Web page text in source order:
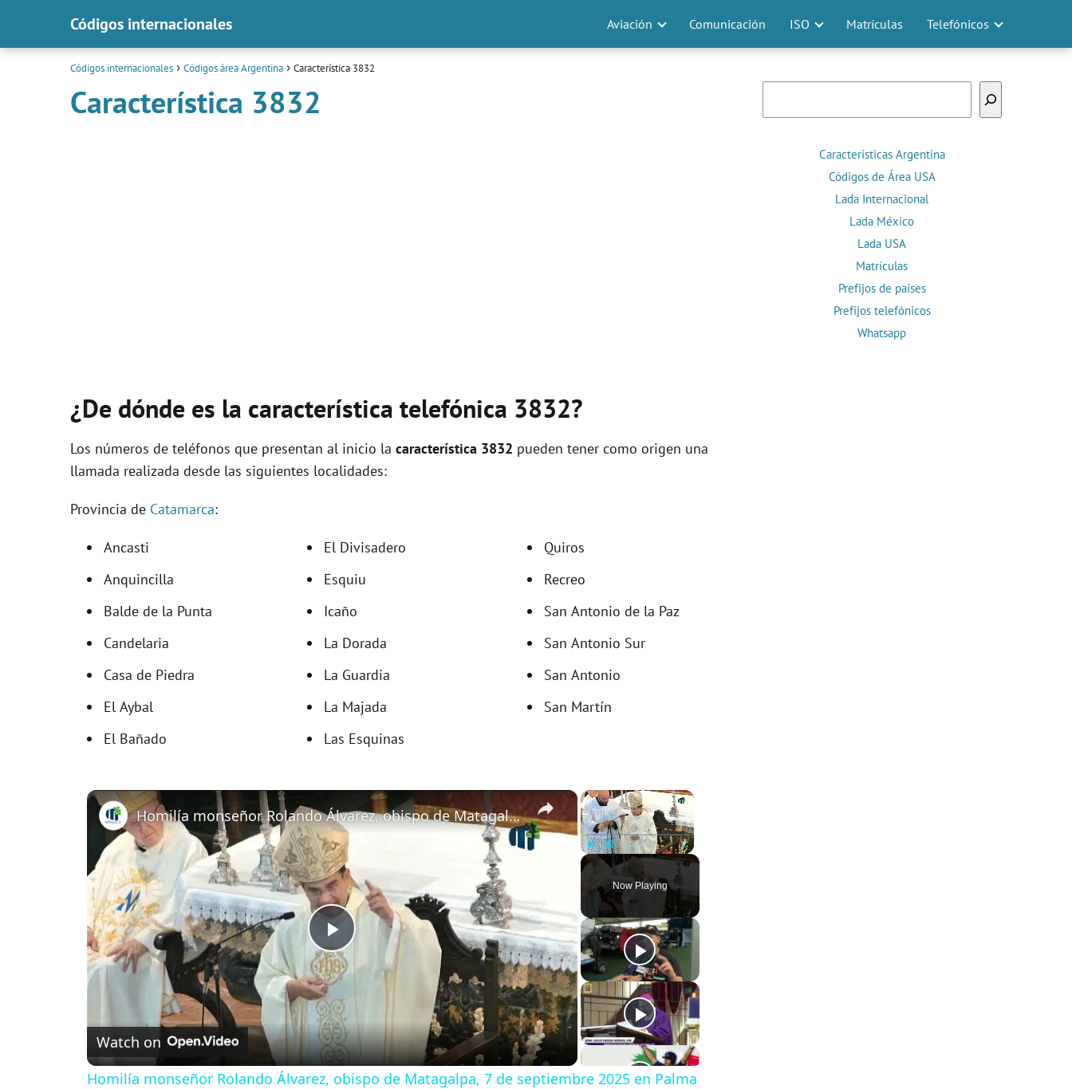
Códigos internacionales Aviación Comunicación ISO Matrículas Telefónicos
Códigos internacionales Códigos área Argentina Característica 3832
Característica 3832
¿De dónde es la característica telefónica 3832?
Los números de teléfonos que presentan al inicio la característica 3832 pueden tener como origen una
llamada realizada desde las siguientes localidades:
Provincia de Catamarca:
Ancasti
Anquincilla
Balde de la Punta
Candelaria
Casa de Piedra
El Aybal
El Bañado
El Divisadero
Esquiu
Icaño
La Dorada
La Guardia
La Majada
Las Esquinas
Quiros
Recreo
San Antonio de la Paz
San Antonio Sur
San Antonio
San Martín
×
Play Unmute Fullscreen
Now Playing
×
P
l
a
Homilía monseñor Rolando Álvarez, obispo de Matagalpa, 7 de septiembre 2025 en Palma del Rio Córdoba
Watch on
Homilía monseñor Rolando Álvarez, obispo de Matagalpa, 7 de septiembre 2025 en Palma
Características Argentina
Códigos de Área USA
Lada Internacional
Lada México
Lada USA
Matrículas
Prefijos de países
Prefijos telefónicos
Whatsapp